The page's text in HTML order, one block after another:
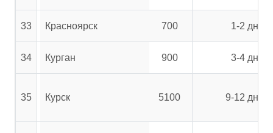
33 Красноярск 700 1-2 дня
34 Курган 900 3-4 дня
35 Курск 5100 9-12 дней